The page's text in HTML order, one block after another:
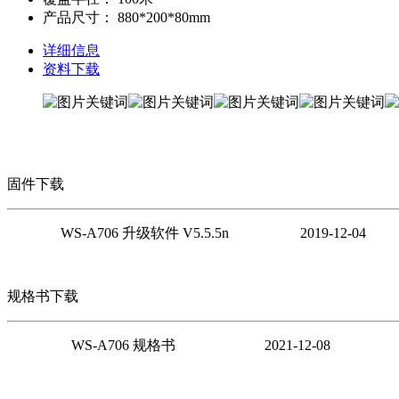
产品尺寸：
880*200*80mm
详细信息
资料下载
固件下载
WS-A706 升级软件 V5.5.5n 2019-12-04
规格书下载
WS-A706 规格书 2021-12-08